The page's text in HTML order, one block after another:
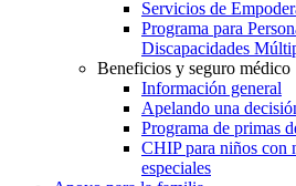
Servicios de
Programa para
Discapacidades
Beneficios y seguro médico
Información general
Apelando una
Programa de primas
CHIP para niños con
especiales